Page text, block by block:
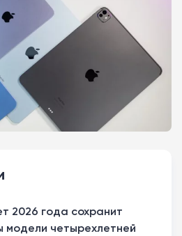
2026 года сохранит
модели четырехлетней